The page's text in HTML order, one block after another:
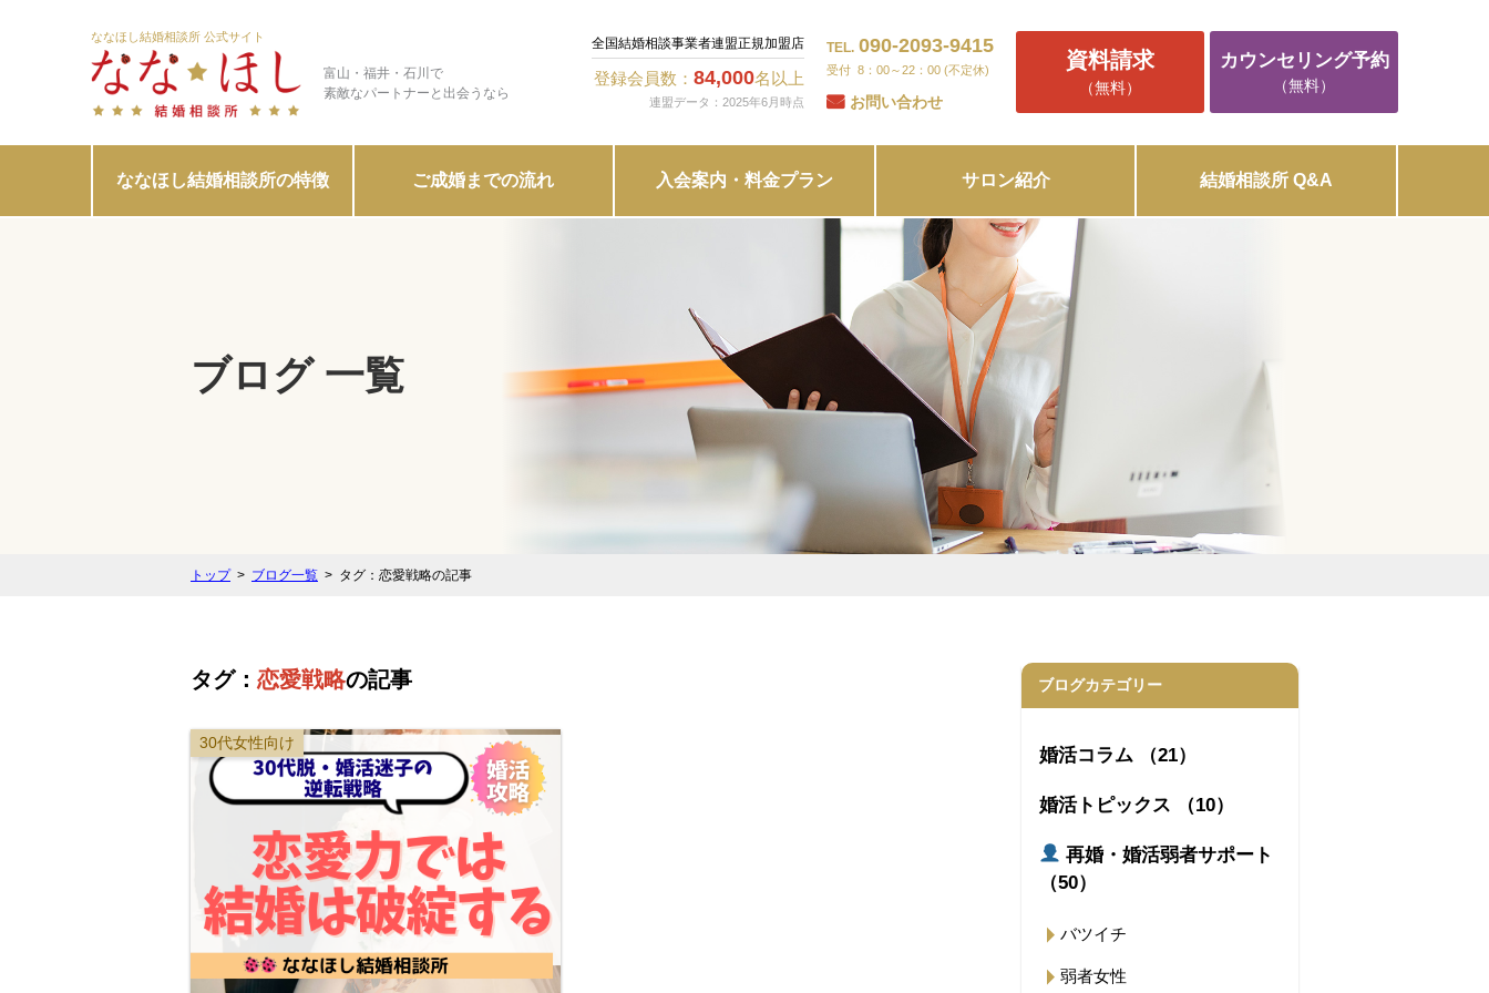
ななほし結婚相談所 公式サイト
富山・福井・石川で
素敵なパートナーと出会うなら
全国結婚相談事業者連盟正規加盟店
登録会員数： 84,000名以上
連盟データ：2025年6月時点
TEL. 090-2093-9415
8：00～22：00 (不定休)
お問い合わせ
資料請求
（無料）
カウンセリング予約
（無料）
ななほし結婚相談所の特徴 ご成婚までの流れ 入会案内・料金プラン サロン紹介 結婚相談所 Q&A
ブログ 一覧
トップ ブログ一覧 タグ：恋愛戦略の記事
タグ： 恋愛戦略の記事
30代女性向け
ブログカテゴリー
婚活コラム （21）
婚活トピックス （10）
再婚・婚活弱者サポート
（50）
バツイチ
弱者女性